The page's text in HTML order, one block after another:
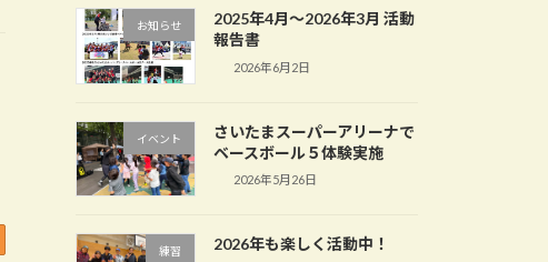
お知らせ
2025年4月〜2026年3月 活動
報告書
2026年6月2日
イベント
さいたまスーパーアリーナで
ベースボール５体験実施
2026年5月26日
練習 2026年も楽しく活動中！